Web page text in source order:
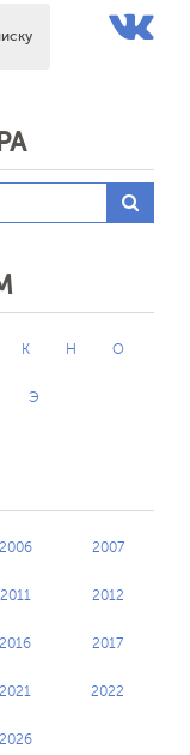
К Н О
Э
2006 2007
2011 2012
2016 2017
2021 2022
2026